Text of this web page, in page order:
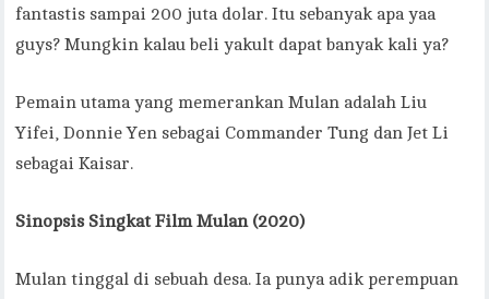
fantastis sampai 200 juta dolar. Itu sebanyak apa yaa
guys? Mungkin kalau beli yakult dapat banyak kali ya?
Pemain utama yang memerankan Mulan adalah Liu
Yifei, Donnie Yen sebagai Commander Tung dan Jet Li
sebagai Kaisar.
Sinopsis Singkat Film Mulan (2020)
Mulan tinggal di sebuah desa. Ia punya adik perempuan